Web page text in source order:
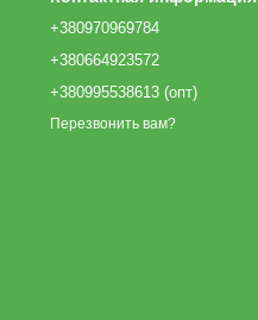
+380970969784
+380664923572
+380995538613 (опт)
Перезвонить вам?